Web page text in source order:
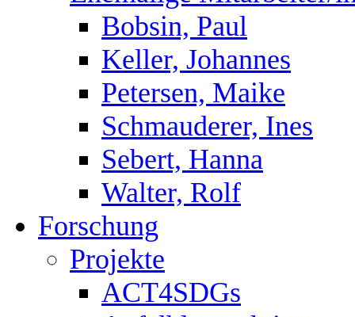
Bobsin, Paul
Keller, Johannes
Petersen, Maike
Schmauderer, Ines
Sebert, Hanna
Walter, Rolf
Forschung
Projekte
ACT4SDGs